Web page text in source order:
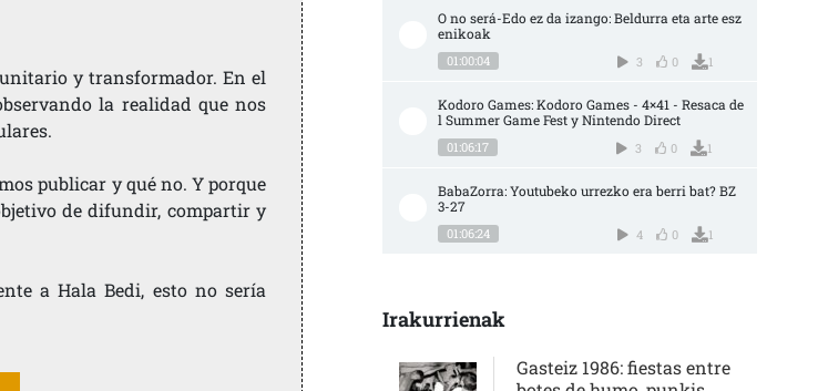
y transformador. En el
la realidad que nos
publicar y qué no. Y porque
de difundir, compartir y
a Hala Bedi, esto no sería
O no será-Edo ez da izango: Beldurra eta arte esz
enikoak
01:00:04 3 0 1
Kodoro Games: Kodoro Games - 4×41 - Resaca de
l Summer Game Fest y Nintendo Direct
01:06:17 3 0 1
BabaZorra: Youtubeko urrezko era berri bat? BZ
3-27
01:06:24 4 0 1
Irakurrienak
Gasteiz 1986: fiestas entre